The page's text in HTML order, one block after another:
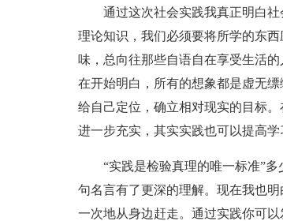
通过这次社会实践我真正明白社
理论知识，我们必须要将所学的东
味，总向往那些自语自在享受生活
在开始明白，所有的想象都是虚无
给自己定位，确立相对现实的目标
进一步充实，其实实践也可以提高学
“实践是检验真理的唯一标准”多
句名言有了更深的理解。现在我也
一次地从身边赶走。通过实践你可